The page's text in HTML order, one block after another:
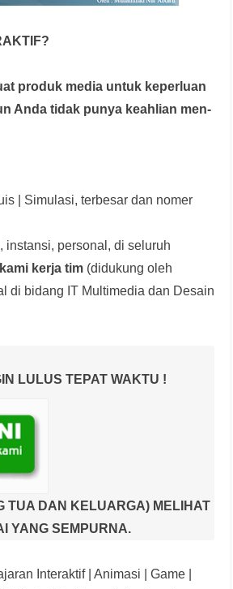
produk media untuk keperluan
Anda tidak punya keahlian men-
| Simulasi, terbesar dan nomer
instansi, personal, di seluruh
kerja tim (didukung oleh
di bidang IT Multimedia dan Desain
LULUS TEPAT WAKTU !
TUA DAN KELUARGA) MELIHAT
YANG SEMPURNA.
Interaktif| Animasi | Game |